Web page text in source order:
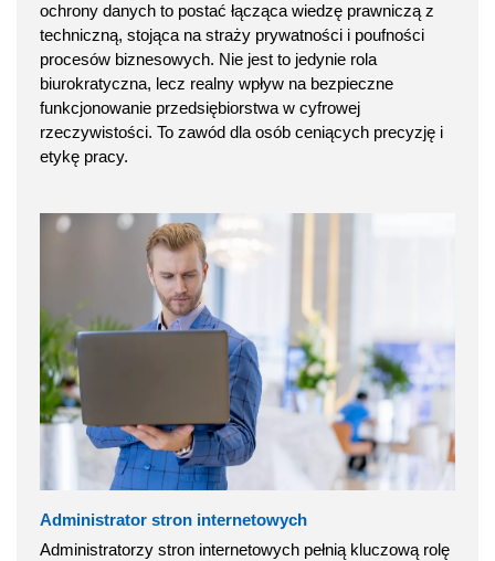
ochrony danych to postać łącząca wiedzę prawniczą z
techniczną, stojąca na straży prywatności i poufności
procesów biznesowych. Nie jest to jedynie rola
biurokratyczna, lecz realny wpływ na bezpieczne
funkcjonowanie przedsiębiorstwa w cyfrowej
rzeczywistości. To zawód dla osób ceniących precyzję i
etykę pracy.
Administrator stron internetowych
Administratorzy stron internetowych pełnią kluczową rolę